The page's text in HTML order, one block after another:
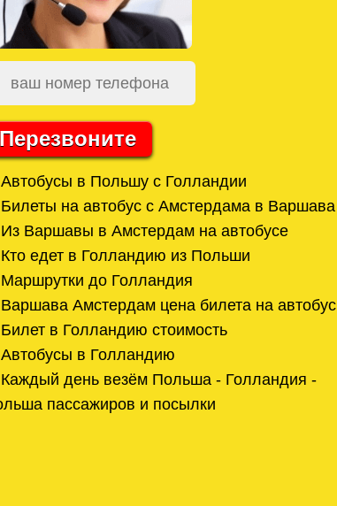
Перезвоните
в Польшу с Голландии
на автобус с Амстердама в Варшава
Варшавы в Амстердам на автобусе
едет в Голландию из Польши
до Голландия
Амстердам цена билета на автобус
в Голландию стоимость
в Голландию
день везём Польша - Голландия -
пассажиров и посылки